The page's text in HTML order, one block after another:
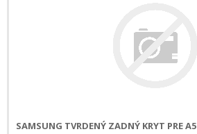
SAMSUNG TVRDENÝ ZADNÝ KRYT PRE